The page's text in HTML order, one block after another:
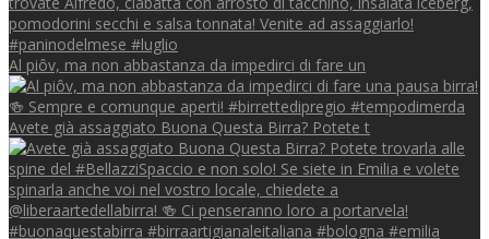
Al piôv, ma non abbastanza da impedirci di fare un
Avete già assaggiato Buona Questa Birra? Potete t